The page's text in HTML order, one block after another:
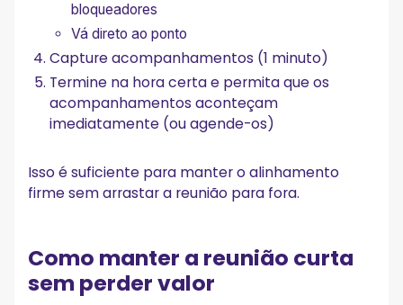
bloqueadores
Vá direto ao ponto
Capture acompanhamentos (1 minuto)
Termine na hora certa e permita que os
acompanhamentos aconteçam
imediatamente (ou agende-os)
Isso é suficiente para manter o alinhamento
firme sem arrastar a reunião para fora.
Como manter a reunião curta
sem perder valor